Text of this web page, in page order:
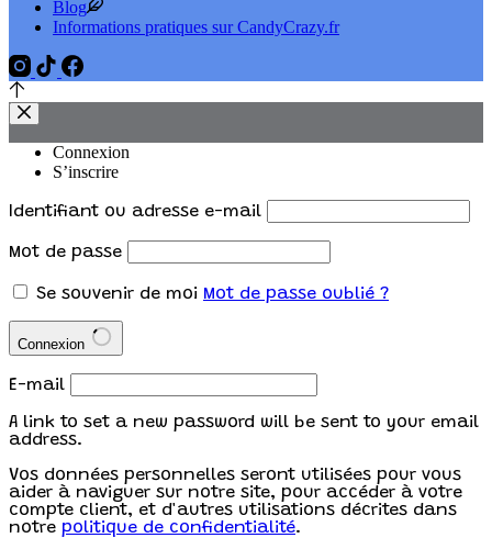
Blog
Informations pratiques sur CandyCrazy.fr
Connexion
S’inscrire
Identifiant ou adresse e-mail
Mot de passe
Se souvenir de moi Mot de passe oublié ?
Connexion
E-mail
A link to set a new password will be sent to your email
address.
Vos données personnelles seront utilisées pour vous
aider à naviguer sur notre site, pour accéder à votre
compte client, et d'autres utilisations décrites dans
notre politique de confidentialité.